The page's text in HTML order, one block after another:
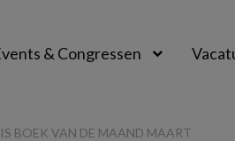
& Congressen
BOEK VAN DE MAAND MAART